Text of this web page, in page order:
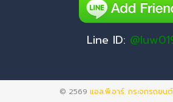
Line ID:
© 2569 แอล.พี.อาร์. กระจกรถยน